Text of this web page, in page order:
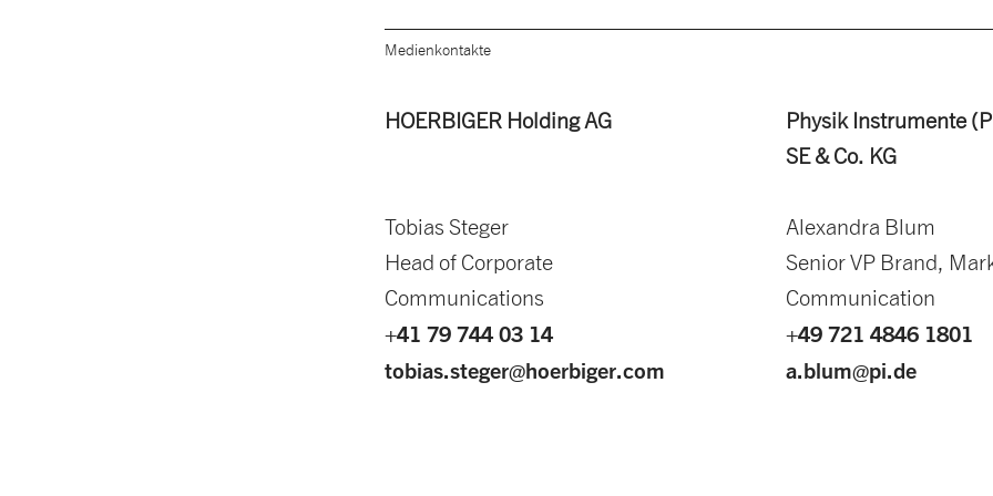
Medienkontakte
HOERBIGER Holding AG
Tobias Steger
Head of Corporate
Communications
+41 79 744 03 14
tobias.steger@hoerbiger.com
Physik Instrumente
SE & Co. KG
Alexandra Blum
Senior VP Brand,
Communication
+49 721 4846 1801
a.blum@pi.de